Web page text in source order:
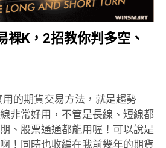
裸K，2招教你判多空、
的期貨交易方法，就是趨勢
非常好用，不管是長線、短線都
、股票通通都能用喔！可以說是
！同時也收編在我前幾年的期貨